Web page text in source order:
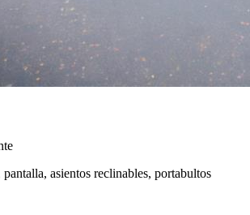
asientos reclinables, portabultos